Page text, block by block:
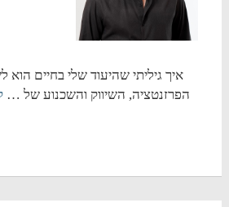
איך גיליתי שהיעוד שלי בחיים הוא
הפרזנטציה, השיווק והשכנוע של …